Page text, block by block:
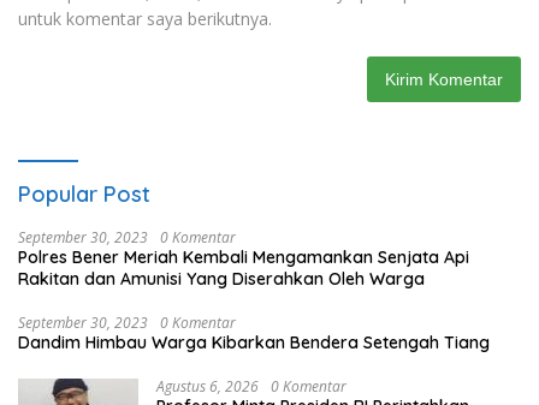
untuk komentar saya berikutnya.
Popular Post
September 30, 2023 0 Komentar
Polres Bener Meriah Kembali Mengamankan Senjata Api
Rakitan dan Amunisi Yang Diserahkan Oleh Warga
September 30, 2023 0 Komentar
Dandim Himbau Warga Kibarkan Bendera Setengah Tiang
Agustus 6, 2026 0 Komentar